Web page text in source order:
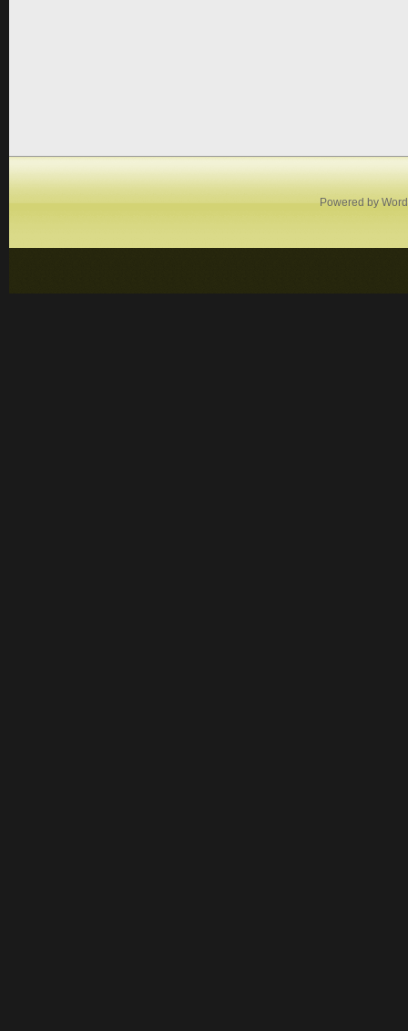
Powered by